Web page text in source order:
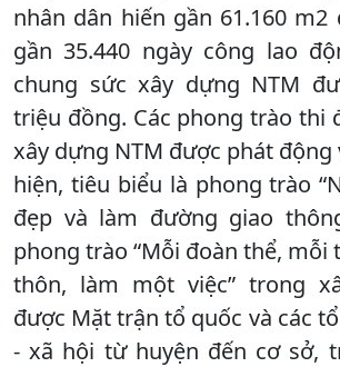
nhân dân hiến gần 61.160
gần 35.440 ngày công lao
chung sức xây dựng NTM
triệu đồng. Các phong trào thi
xây dựng NTM được phát
hiện, tiêu biểu là phong trào
đẹp và làm đường giao
phong trào “Mỗi đoàn thể, mỗi
thôn, làm một việc” trong
được Mặt trận tổ quốc và các
- xã hội từ huyện đến cơ sở,